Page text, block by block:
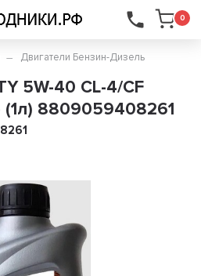
0
...
Двигатели Бензин-Дизель
5W-40 CL-4/CF
8809059408261